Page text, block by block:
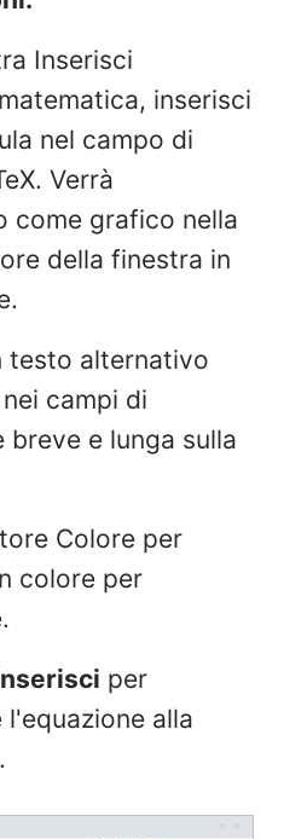
Inserisci
inserisci
nel campo di
Verrà
come grafico nella
della finestra in
testo alternativo
campi di
breve e lunga sulla
Colore per
colore per
per
l'equazione alla